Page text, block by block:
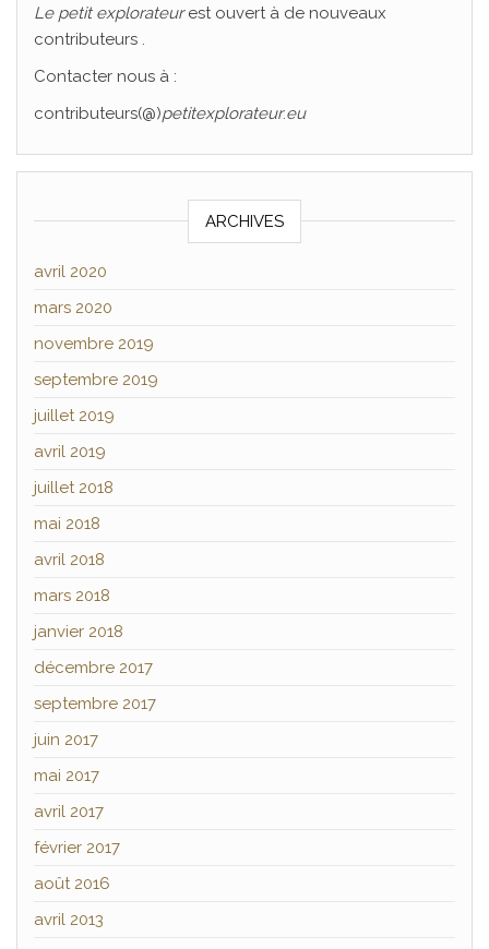
Le petit explorateurest ouvert à de nouveaux
contributeurs .
Contacter nous à :
contributeurs(@)petitexplorateur.eu
ARCHIVES
avril 2020
mars 2020
novembre 2019
septembre 2019
juillet 2019
avril 2019
juillet 2018
mai 2018
avril 2018
mars 2018
janvier 2018
décembre 2017
septembre 2017
juin 2017
mai 2017
avril 2017
février 2017
août 2016
avril 2013